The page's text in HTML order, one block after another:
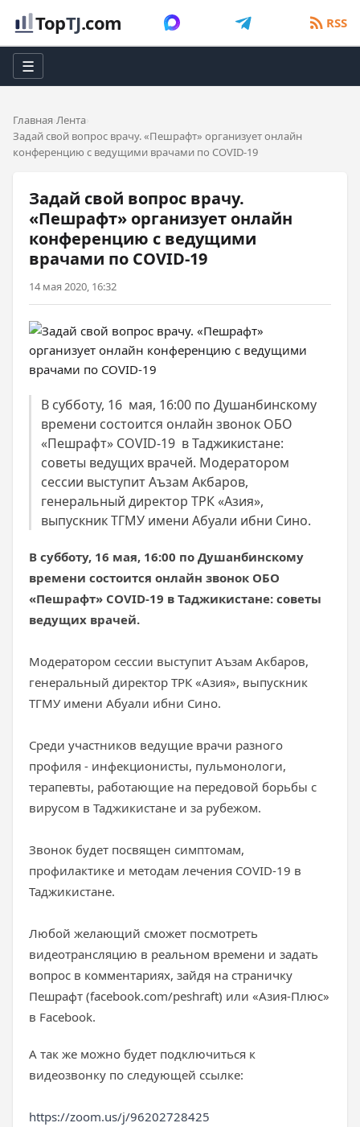
TopTJ.com RSS
☰
Главная Лента
Задай свой вопрос врачу. «Пешрафт» организует онлайн
конференцию с ведущими врачами по COVID-19
Задай свой вопрос врачу.
«Пешрафт» организует онлайн
конференцию с ведущими
врачами по COVID-19
14 мая 2020, 16:32
В субботу, 16 мая, 16:00 по Душанбинскому
времени состоится онлайн звонок ОБО
«Пешрафт» COVID-19 в Таджикистане:
советы ведущих врачей. Модератором
сессии выступит Аъзам Акбаров,
генеральный директор ТРК «Азия»,
выпускник ТГМУ имени Абуали ибни Сино.
В субботу, 16 мая, 16:00 по Душанбинскому
времени состоится онлайн звонок ОБО
«Пешрафт» COVID-19 в Таджикистане: советы
ведущих врачей.
Модератором сессии выступит Аъзам Акбаров,
генеральный директор ТРК «Азия», выпускник
ТГМУ имени Абуали ибни Сино.
Среди участников ведущие врачи разного
профиля - инфекционисты, пульмонологи,
терапевты, работающие на передовой борьбы с
вирусом в Таджикистане и за рубежом.
Звонок будет посвящен симптомам,
профилактике и методам лечения COVID-19 в
Таджикистане.
Любой желающий сможет посмотреть
видеотрансляцию в реальном времени и задать
вопрос в комментариях, зайдя на страничку
Пешрафт (facebook.com/peshraft) или «Азия-Плюс»
в Facebook.
А так же можно будет подключиться к
видеозвонку по следующей ссылке:
https://zoom.us/j/96202728425